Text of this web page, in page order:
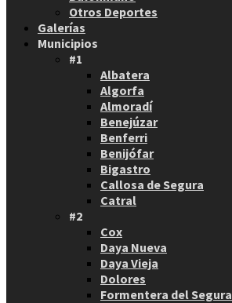
Otros Deportes
Galerías
Municipios
#1
Albatera
Algorfa
Almoradí
Benejúzar
Benferri
Benijófar
Bigastro
Callosa de Segura
Catral
#2
Cox
Daya Nueva
Daya Vieja
Dolores
Formentera del Segura